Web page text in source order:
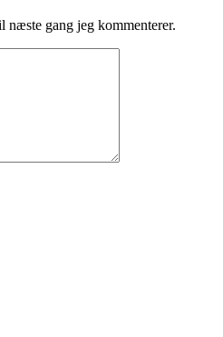
næste gang jeg kommenterer.